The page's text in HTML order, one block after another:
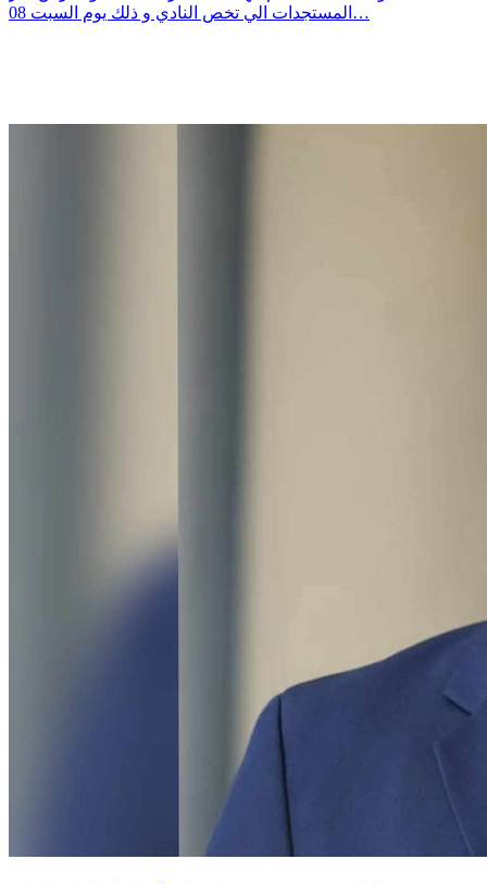
المستجدات الي تخص النادي و ذلك يوم السبت 08…